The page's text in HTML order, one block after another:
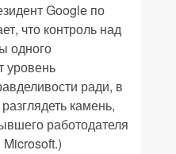
Google по
что контроль над
одного
уровень
ради, в
камень,
работодателя